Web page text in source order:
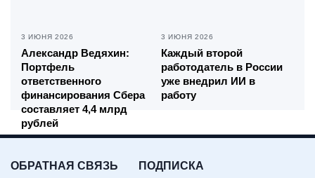
3 ИЮНЯ 2026
Александр Ведяхин:
Портфель
ответственного
финансирования Сбера
составляет 4,4 млрд
рублей
3 ИЮНЯ 2026
Каждый второй
работодатель в России
уже внедрил ИИ в
работу
ОБРАТНАЯ СВЯЗЬ ПОДПИСКА